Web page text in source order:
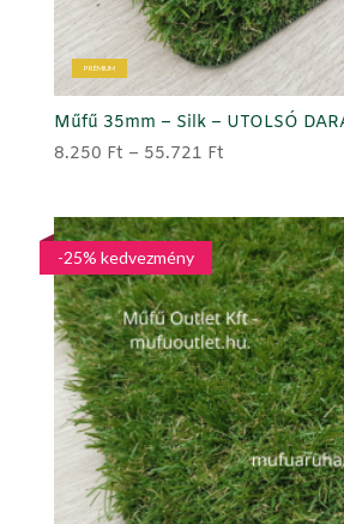
PRÉMIUM
Műfű 35mm – Silk – UTOLSÓ
8.250 Ft – 55.721 FtÁrtartomány:
55.721 Ft
-25% kedvezmény